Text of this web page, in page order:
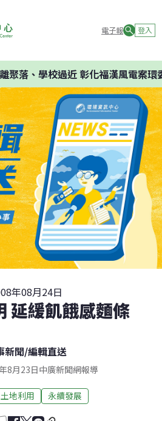
電子報 登入
落、學校過近 彰化福漢風電案環
年08月24日
延緩飢餓感麵條
新聞/編輯直送
8月23日中廣新聞網報導
土地利用 永續發展